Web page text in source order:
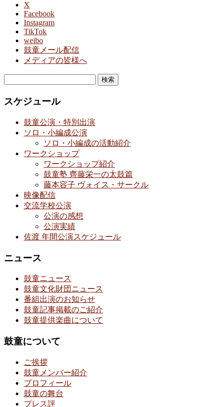
X
Facebook
Instagram
TikTok
weibo
鼓童メール配信
メディアの皆様へ
スケジュール
鼓童公演・特別出演
ソロ・小編成公演
ソロ・小編成の活動紹介
ワークショップ
ワークショップ紹介
鼓童塾 齊藤栄一の太鼓篇
藤本容子 ヴォイス・サークル
映像配信
交流学校公演
公演の感想
公演実績
佐渡 年間公演スケジュール
ニュース
鼓童ニュース
鼓童文化財団ニュース
番組出演のお知らせ
鼓童記事掲載のご紹介
鼓童提供楽曲について
鼓童について
ご挨拶
鼓童メンバー紹介
プロフィール
鼓童の舞台
プレス評